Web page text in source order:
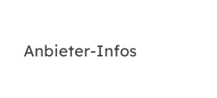
Anbieter-Infos